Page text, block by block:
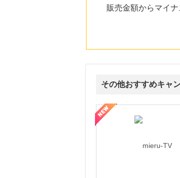
販売金額からマイナ
その他おすすめキャ
【LOJEL公式サイト】スーツケ
【ロデオドラ